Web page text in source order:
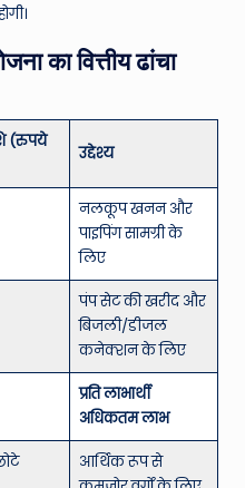
का वित्तीय ढांचा
(रुपये
उद्देश्य
नलकूप खनन और
पाइपिंग सामग्री के
लिए
पंप सेट की खरीद और
बिजली/डीजल
कनेक्शन के लिए
प्रति लाभार्थी
अधिकतम लाभ
आर्थिक रूप से